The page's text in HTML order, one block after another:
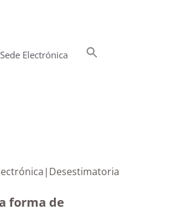
Sede Electrónica
forma de